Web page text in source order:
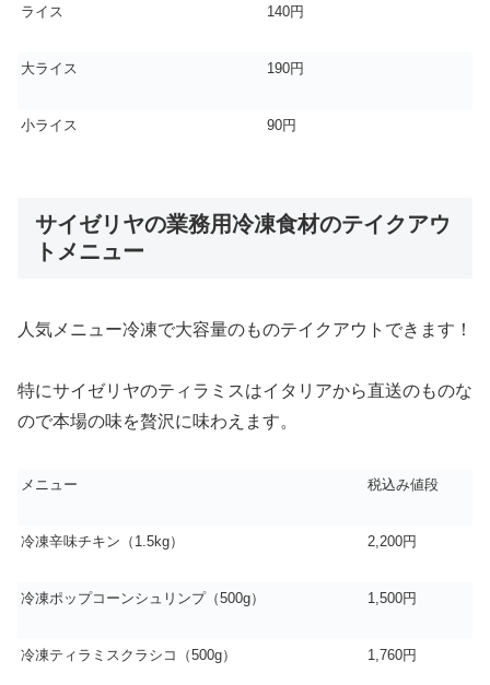
ライス 140円
大ライス 190円
小ライス 90円
サイゼリヤの業務用冷凍食材のテイクアウ
トメニュー
人気メニュー冷凍で大容量のものテイクアウトできます！
特にサイゼリヤのティラミスはイタリアから直送のものな
ので本場の味を贅沢に味わえます。
メニュー 税込み値段
冷凍辛味チキン（1.5kg） 2,200円
冷凍ポップコーンシュリンプ（500g） 1,500円
冷凍ティラミスクラシコ（500g） 1,760円